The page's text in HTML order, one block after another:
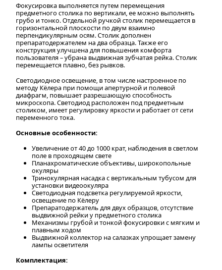
Фокусировка выполняется путем перемещения
предметного столика по вертикали, ее можно выполнять
грубо и тонко. Отдельной ручкой столик перемещается в
горизонтальной плоскости по двум взаимно
перпендикулярным осям. Столик дополнен
препаратодержателем на два образца. Также его
конструкция улучшена для повышения комфорта
пользователя – убрана выдвижная зубчатая рейка. Столик
перемещается плавно, без рывков.
Светодиодное освещение, в том числе настроенное по
методу Кёлера при помощи апертурной и полевой
диафрагм, повышает разрешающую способность
микроскопа. Светодиод расположен под предметным
столиком, имеет регулировку яркости и работает от сети
переменного тока.
Основные особенности:
Увеличение от 40 до 1000 крат, наблюдения в светлом
поле в проходящем свете
Планахроматические объективы, широкопольные
окуляры
Тринокулярная насадка с вертикальным тубусом для
установки видеоокуляра
Светодиодная подсветка регулируемой яркости,
освещение по Кёлеру
Препаратодержатель для двух образцов, отсутствие
выдвижной рейки у предметного столика
Механизмы грубой и тонкой фокусировки с мягким и
плавным ходом
Выдвижной коллектор на салазках упрощает замену
лампы осветителя
Комплектация: